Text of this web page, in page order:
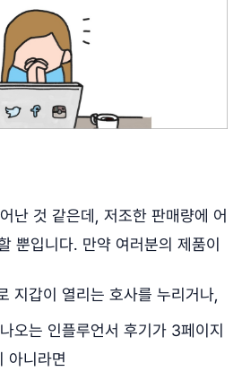
난 것 같은데, 저조한 판매량에 어
뿐입니다. 만약 여러분의 제품이
지갑이 열리는 호사를 누리거나,
오는 인플루언서 후기가 3페이지
아니라면